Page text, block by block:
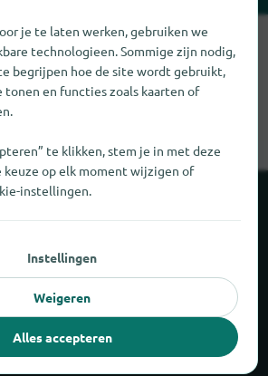
op dit moment niet vinden. Als u
te vinden is, zouden we het erg op prijs
als u ons dat laat weten.
je te laten werken, gebruiken we
technologieen. Sommige zijn nodig,
begrijpen hoe de site wordt gebruikt,
en functies zoals kaarten of
te klikken, stem je in met deze
keuze op elk moment wijzigen of
instellingen.
Instellingen
Weigeren
Alles accepteren